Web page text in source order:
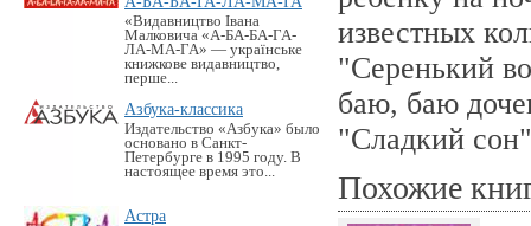
«Видавництво Івана
Малковича «А-БА-БА-ГА-
ЛА-МА-ГА» — українське
книжкове видавництво,
перше...
Азбука-классика
Издательство «Азбука» было
основано в Санкт-
Петербурге в 1995 году. В
настоящее время это...
Астра
известных
"Серенький
баю, баю
"Сладкий
Похожие